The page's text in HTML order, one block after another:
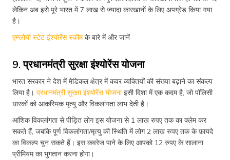
लेकिन अब इसे पूरे भारत में 7 लाख से ज्यादा कारखानों के लिए अपग्रेड किया गया
है।
एम्प्लोयी स्टेट इंश्योरेंस स्कीमके बारे में और जानें
9. प्रधानमंत्री सुरक्षा इंश्योरेंस योजना
भारत सरकार ने देश में मेडिकल क्षेत्र में कवर व्यक्तियों की संख्या बढ़ाने का संकल्प
लिया है। प्रधानमंत्री सुरक्षा इंश्योरेंस योजनाइसी दिशा में एक कदम है, जो पॉलिसी
धारकों को आकस्मिक मृत्यु और विकलांगता लाभ देती है।
आंशिक विकलांगता से पीड़ित लोग इस योजना से 1 लाख रुपए तक का क्लेम कर
सकते हैं, जबकि पूर्ण विकलांगता/मृत्यु की स्थिति में लोग 2 लाख रुपए तक के फ़ायदे
का विकल्प चुन सकते हैं। इस कवरेज पाने के लिए आपको 12 रुपए के सालाना
प्रीमियम का भुगतान करना होगा।